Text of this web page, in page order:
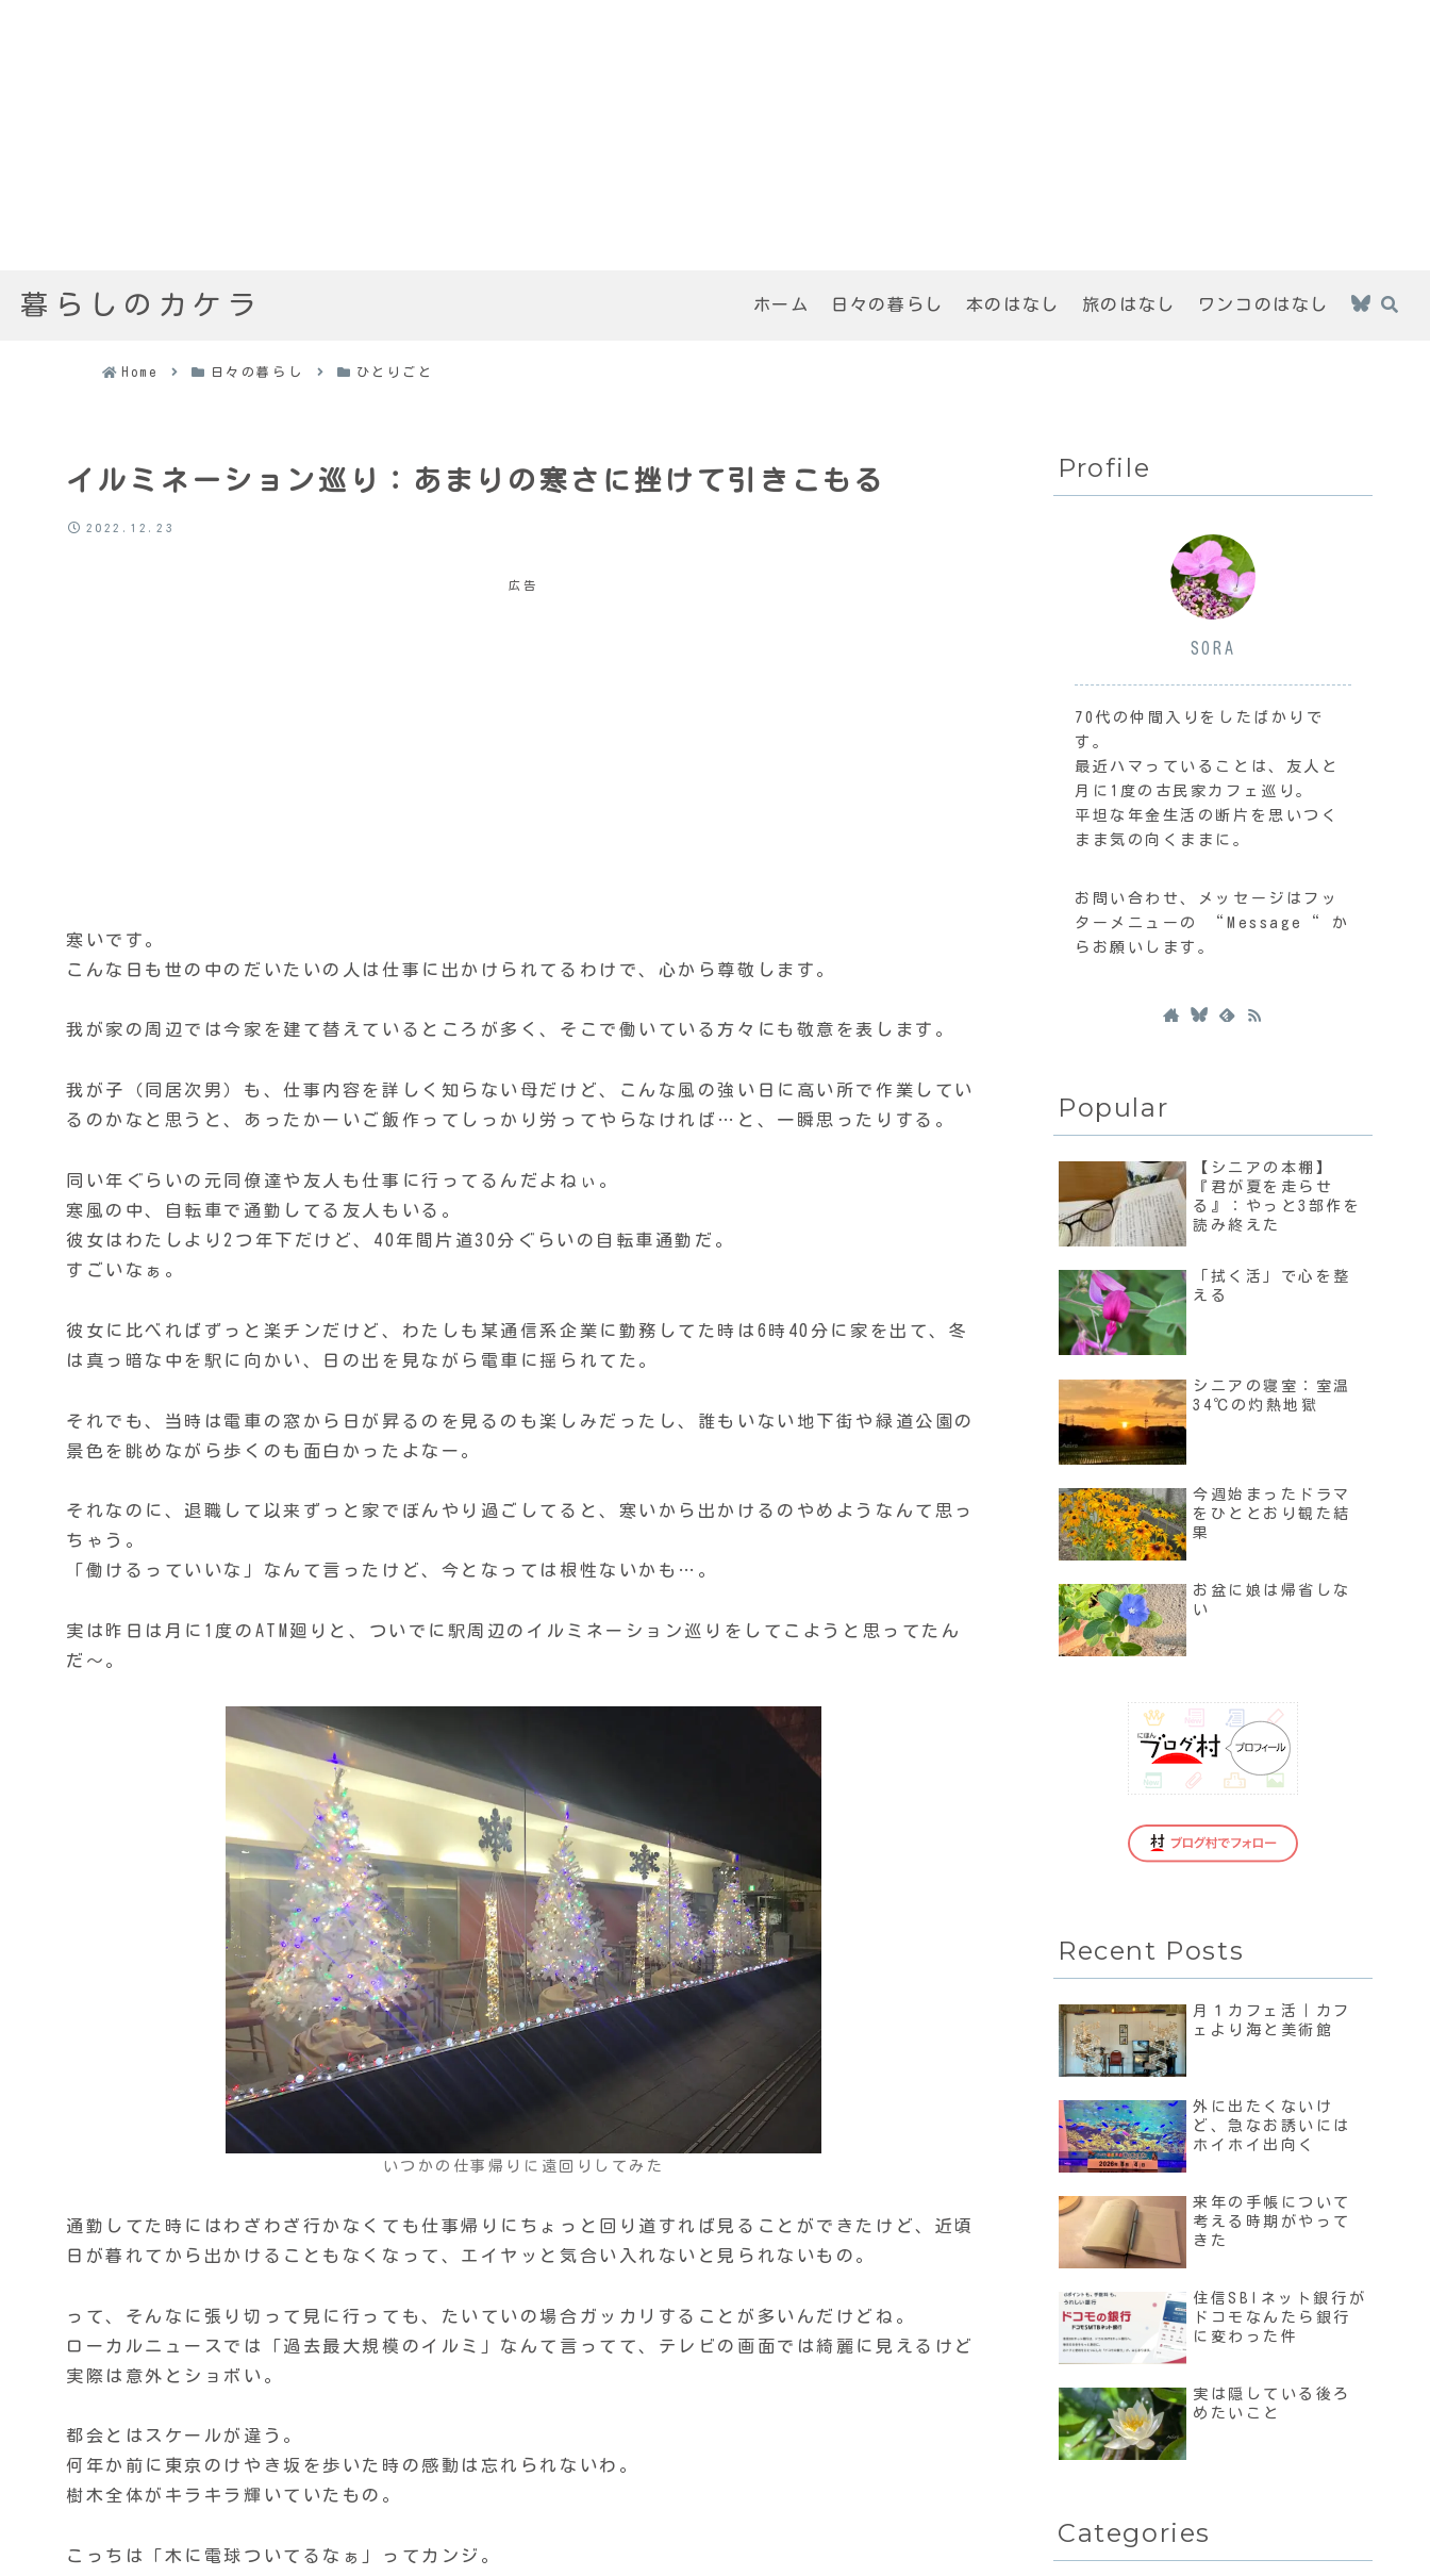
暮らしのカケラ ホーム 日々の暮らし 本のはなし 旅のはなし ワンコのはなし
Home 日々の暮らし ひとりごと
イルミネーション巡り：あまりの寒さに挫けて引きこもる
2022.12.23
広告
寒いです。
こんな日も世の中のだいたいの人は仕事に出かけられてるわけで、心から尊敬します。
我が家の周辺では今家を建て替えているところが多く、そこで働いている方々にも敬意を表します。
我が子（同居次男）も、仕事内容を詳しく知らない母だけど、こんな風の強い日に高い所で作業してい
るのかなと思うと、あったかーいご飯作ってしっかり労ってやらなければ…と、一瞬思ったりする。
同い年ぐらいの元同僚達や友人も仕事に行ってるんだよねぃ。
寒風の中、自転車で通勤してる友人もいる。
彼女はわたしより2つ年下だけど、40年間片道30分ぐらいの自転車通勤だ。
すごいなぁ。
彼女に比べればずっと楽チンだけど、わたしも某通信系企業に勤務してた時は6時40分に家を出て、冬
は真っ暗な中を駅に向かい、日の出を見ながら電車に揺られてた。
それでも、当時は電車の窓から日が昇るのを見るのも楽しみだったし、誰もいない地下街や緑道公園の
景色を眺めながら歩くのも面白かったよなー。
それなのに、退職して以来ずっと家でぼんやり過ごしてると、寒いから出かけるのやめようなんて思っ
ちゃう。
「働けるっていいな」なんて言ったけど、今となっては根性ないかも…。
実は昨日は月に1度のATM廻りと、ついでに駅周辺のイルミネーション巡りをしてこようと思ってたん
だ〜。
いつかの仕事帰りに遠回りしてみた
通勤してた時にはわざわざ行かなくても仕事帰りにちょっと回り道すれば見ることができたけど、近頃
日が暮れてから出かけることもなくなって、エイヤッと気合い入れないと見られないもの。
って、そんなに張り切って見に行っても、たいていの場合ガッカリすることが多いんだけどね。
ローカルニュースでは「過去最大規模のイルミ」なんて言ってて、テレビの画面では綺麗に見えるけど
実際は意外とショボい。
都会とはスケールが違う。
何年か前に東京のけやき坂を歩いた時の感動は忘れられないわ。
樹木全体がキラキラ輝いていたもの。
こっちは「木に電球ついてるなぁ」ってカンジ。
Profile
SORA
70代の仲間入りをしたばかりで
す。
最近ハマっていることは、友人と
月に1度の古民家カフェ巡り。
平坦な年金生活の断片を思いつく
まま気の向くままに。
お問い合わせ、メッセージはフッ
ターメニューの “Message“ か
らお願いします。
Popular
【シニアの本棚】
『君が夏を走らせ
る』：やっと3部作を
読み終えた
「拭く活」で心を整
える
シニアの寝室：室温
34℃の灼熱地獄
今週始まったドラマ
をひととおり観た結
果
お盆に娘は帰省しな
い
Recent Posts
月１カフェ活｜カフ
ェより海と美術館
外に出たくないけ
ど、急なお誘いには
ホイホイ出向く
来年の手帳について
考える時期がやって
きた
住信SBIネット銀行が
ドコモなんたら銀行
に変わった件
実は隠している後ろ
めたいこと
Categories